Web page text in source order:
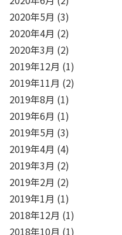
2020年5月 (3)
2020年4月 (2)
2020年3月 (2)
2019年12月 (1)
2019年11月 (2)
2019年8月 (1)
2019年6月 (1)
2019年5月 (3)
2019年4月 (4)
2019年3月 (2)
2019年2月 (2)
2019年1月 (1)
2018年12月 (1)
2018年10月 (1)